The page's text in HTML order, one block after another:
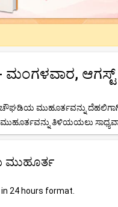
ಆಗಸ್ಟ್
ಮುಹೂರ್ತವನ್ನು
ತಿಳಿಯಯಲು
ಮುಹೂರ್ತ
24 hours format.